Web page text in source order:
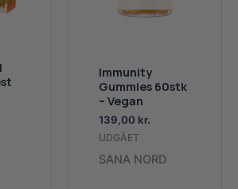
Immunity
Gummies 60stk
– Vegan
139,00 kr.
UDGÅET
SANA NORD